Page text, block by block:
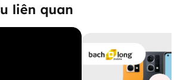
liên quan